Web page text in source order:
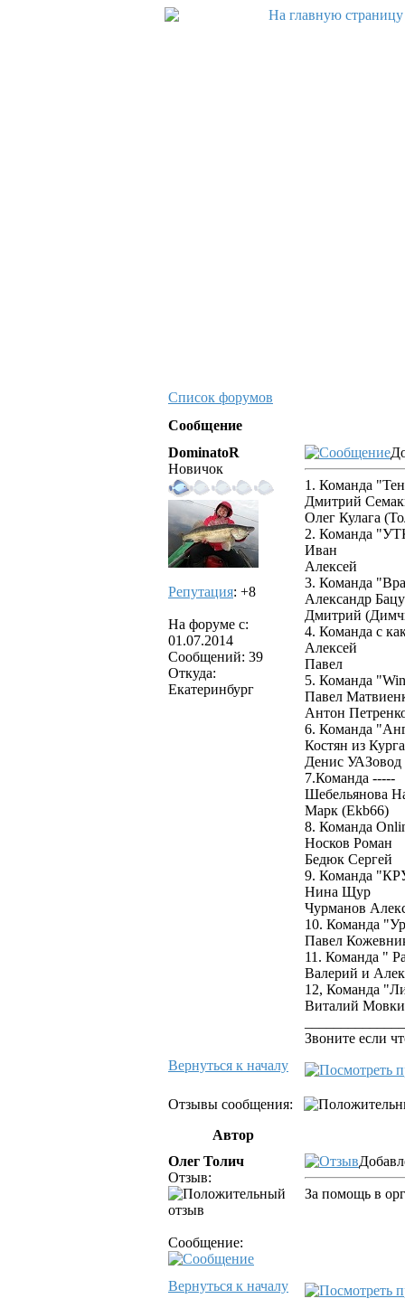
Список форумов
Сообщение
DominatoR
Новичок
Репутация: +8
На форуме с:
01.07.2014
Сообщений: 39
Откуда:
Екатеринбург
1. Команда
Дмитрий
Олег Кулага
2. Команда
Иван
Алексей
3. Команда
Александр
Дмитрий
4. Команда с
Алексей
Павел
5. Команда
Павел
Антон
6. Команда
Костян из
Денис УАЗовод
7.Команда -----
Шебельянова
Марк (Ekb66)
8. Команда
Носков Роман
Бедюк Сергей
9. Команда
Нина Щур
Чурманов
10. Команда
Павел
11. Команда "
Валерий и
12, Команда
Виталий
Звоните если
Вернуться к началу
Отзывы сообщения:
Автор
Олег Толич
Отзыв:
Сообщение:
За помощь в
Вернуться к началу